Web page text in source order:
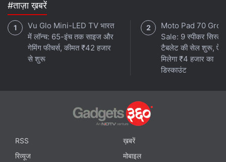
#ताज़ा ख़बरें
Vu Glo Mini-LED TV भारत
में लॉन्च: 65-इंच तक साइज और
गेमिंग फीचर्स, कीमत ₹42 हजार
से शुरू
Moto Pad 70
Sale: 9 स्पीकर
टैबलेट की सेल शुरू, ऐसे
मिलेगा ₹4 हजार का
डिस्काउंट
RSS
ख़बरें
रिव्यूज
मोबाइल